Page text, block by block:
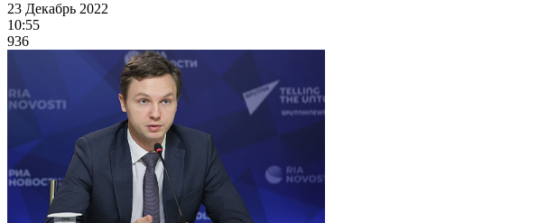
23 Декабрь 2022
10:55
936